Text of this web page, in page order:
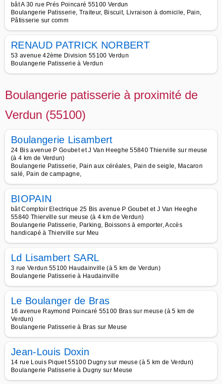
bât A 30 rue Prés Poincaré 55100 Verdun
Boulangerie Patisserie, Traiteur, Biscuit, Livraison à domicile, Pain,
Pâtisserie sur comm
RENAUD PATRICK NORBERT
53 avenue 42ème Division 55100 Verdun
Boulangerie Patisserie à Verdun
Boulangerie patisserie à proximité de
Verdun (55100)
Boulangerie Lisambert
24 Bis avenue P Goubet et J Van Heeghe 55840 Thierville sur meuse
(à 4 km de Verdun)
Boulangerie Patisserie, Pain aux céréales, Pain de seigle, Macaron
salé, Pain de campagne,
BIOPAIN
bât Comptoir Electrique 25 Bis avenue P Goubet et J Van Heeghe
55840 Thierville sur meuse (à 4 km de Verdun)
Boulangerie Patisserie, Parking, Boissons à emporter, Accès
handicapé à Thierville sur Meu
Ld Lisambert SARL
3 rue Verdun 55100 Haudainville (à 5 km de Verdun)
Boulangerie Patisserie à Haudainville
Le Boulanger de Bras
16 avenue Raymond Poincaré 55100 Bras sur meuse (à 5 km de
Verdun)
Boulangerie Patisserie à Bras sur Meuse
Jean-Louis Doxin
14 rue Louis Piquet 55100 Dugny sur meuse (à 5 km de Verdun)
Boulangerie Patisserie à Dugny sur Meuse